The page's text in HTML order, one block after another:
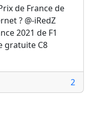
de France de
? @-iRedZ
2021 de F1
gratuite C8
2